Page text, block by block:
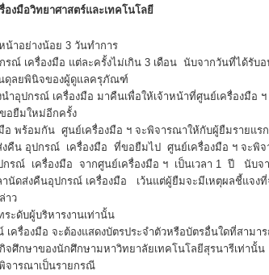
องมือวิทยาศาสตร์และเทคโนโลยี
าอย่างน้อย 3 วันทำการ
ณ์ เครื่องมือ แต่ละครั้งไม่เกิน 3 เดือน นับจากวันที่ได้รับ
นดุลยพินิจของผู้ดูแลครุภัณฑ์
อุปกรณ์ เครื่องมือ มาคืนเพื่อให้เจ้าหน้าที่ศูนย์เครื่องมือ
อยืมใหม่อีกครั้ง
พร้อมกัน ศูนย์เครื่องมือ ฯ จะพิจารณาให้กับผู้ยืมรายแร
คืน อุปกรณ์ เครื่องมือ ที่ขอยืมไป ศูนย์เครื่องมือ ฯ จะพิ
รณ์ เครื่องมือ จากศูนย์เครื่องมือ ฯ เป็นเวลา 1 ปี นับจ
านัดส่งคืนอุปกรณ์ เครื่องมือ เว้นแต่ผู้ยืมจะมีเหตุผลชี้แจงที่
าว
ะดับผู้บริหารงานเท่านั้น
รื่องมือ จะต้องแสดงบัตรประจำตัวหรือบัตรอื่นใดที่สามา
จศึกษาของนักศึกษามหาวิทยาลัยเทคโนโลยีสุรนารีเท่านั้น
จารณาเป็นรายกรณี